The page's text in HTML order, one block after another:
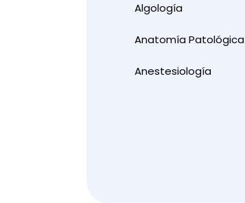
Algología
Anatomía Patológica
Anestesiología